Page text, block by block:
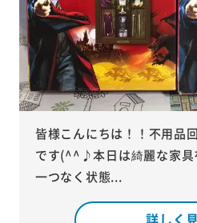
皆様こんにちは！！不用
です(^^♪本日は綺麗な家具
一つなく状態...
詳しく